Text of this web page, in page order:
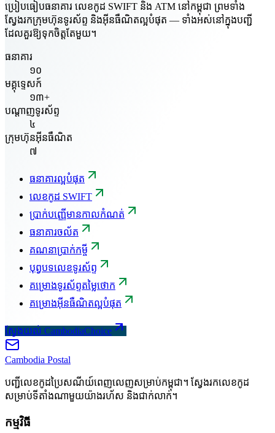
ប្រៀបធៀបធនាគារ លេខកូដ SWIFT និង ATM នៅកម្ពុជា ព្រមទាំង
ស្វែងរកក្រុមហ៊ុនទូរស័ព្ទ និងអ៊ីនធឺណិតល្អបំផុត — ទាំងអស់នៅក្នុងបញ្ជី
ដែលគួរឱ្យទុកចិត្តតែមួយ។
ធនាគារ
១០
មគ្គុទ្ទេសក៍
១៣+
បណ្តាញទូរស័ព្ទ
៤
ក្រុមហ៊ុនអ៊ីនធឺណិត
៧
ធនាគារល្អបំផុត
លេខកូដ SWIFT
ប្រាក់បញ្ញើមានកាលកំណត់
ធនាគារចល័ត
គណនាប្រាក់កម្ចី
បុព្វបទលេខទូរស័ព្ទ
គម្រោងទូរស័ព្ទតម្លៃថោក
គម្រោងអ៊ីនធឺណិតល្អបំផុត
ស្វែងយល់ CambodiaChoice
Cambodia Postal
បញ្ជីលេខកូដប្រៃសណីយ៍ពេញលេញសម្រាប់កម្ពុជា។ ស្វែងរកលេខកូដ
សម្រាប់ទីតាំងណាមួយយ៉ាងរហ័ស និងជាក់លាក់។
កម្មវិធី